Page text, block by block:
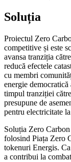
Soluția
Proiectul Zero
competitive și este
avansa tranziția
reducă efectele
cu membri
energie
timpul tranziției
presupune de
pentru electricitate
Soluția Zero
folosind Piața Zero
tokenuri Energis.
a contribui la